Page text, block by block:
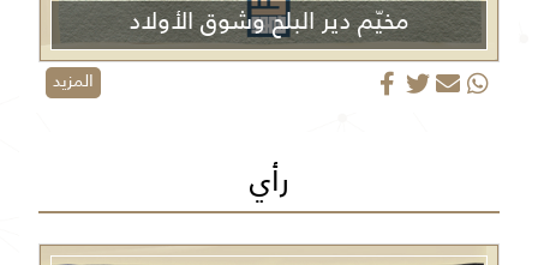
مخيّم دير البلح وشوق الأولاد
المزيد
رأي